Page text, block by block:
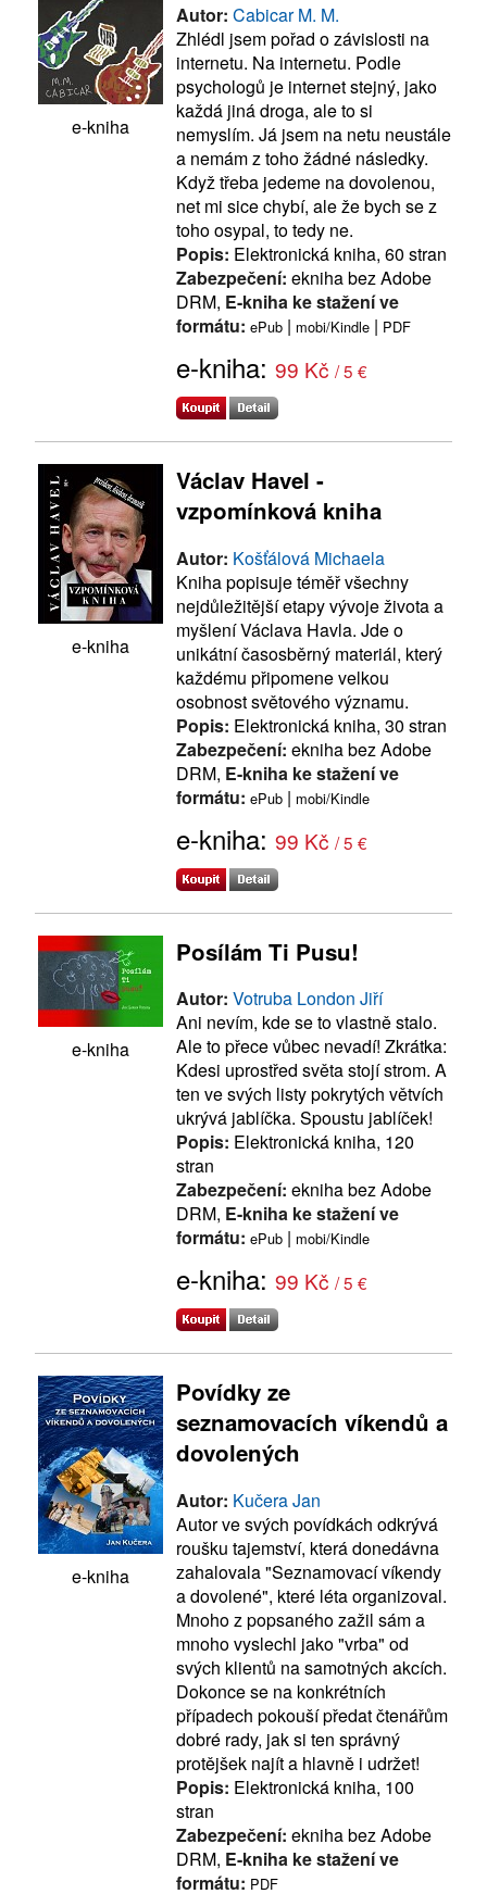
e-kniha
Autor: Cabicar M. M.
Zhlédl jsem pořad o závislosti na
internetu. Na internetu. Podle
psychologů je internet stejný, jako
každá jiná droga, ale to si
nemyslím. Já jsem na netu neustále
a nemám z toho žádné následky.
Když třeba jedeme na dovolenou,
net mi sice chybí, ale že bych se z
toho osypal, to tedy ne.
Popis: Elektronická kniha, 60 stran
Zabezpečení: ekniha bez Adobe
DRM, E-kniha ke stažení ve
formátu: ePub | mobi/Kindle | PDF
e-kniha: 99 Kč / 5 €
e-kniha
Václav Havel -
vzpomínková kniha
Autor: Košťálová Michaela
Kniha popisuje téměř všechny
nejdůležitější etapy vývoje života a
myšlení Václava Havla. Jde o
unikátní časosběrný materiál, který
každému připomene velkou
osobnost světového významu.
Popis: Elektronická kniha, 30 stran
Zabezpečení: ekniha bez Adobe
DRM, E-kniha ke stažení ve
formátu: ePub | mobi/Kindle
e-kniha: 99 Kč / 5 €
e-kniha
Posílám Ti Pusu!
Autor: Votruba London Jiří
Ani nevím, kde se to vlastně stalo.
Ale to přece vůbec nevadí! Zkrátka:
Kdesi uprostřed světa stojí strom. A
ten ve svých listy pokrytých větvích
ukrývá jablíčka. Spoustu jablíček!
Popis: Elektronická kniha, 120
stran
Zabezpečení: ekniha bez Adobe
DRM, E-kniha ke stažení ve
formátu: ePub | mobi/Kindle
e-kniha: 99 Kč / 5 €
e-kniha
Povídky ze
seznamovacích víkendů a
dovolených
Autor: Kučera Jan
Autor ve svých povídkách odkrývá
roušku tajemství, která donedávna
zahalovala "Seznamovací víkendy
a dovolené", které léta organizoval.
Mnoho z popsaného zažil sám a
mnoho vyslechl jako "vrba" od
svých klientů na samotných akcích.
Dokonce se na konkrétních
případech pokouší předat čtenářům
dobré rady, jak si ten správný
protějšek najít a hlavně i udržet!
Popis: Elektronická kniha, 100
stran
Zabezpečení: ekniha bez Adobe
DRM, E-kniha ke stažení ve
formátu: PDF